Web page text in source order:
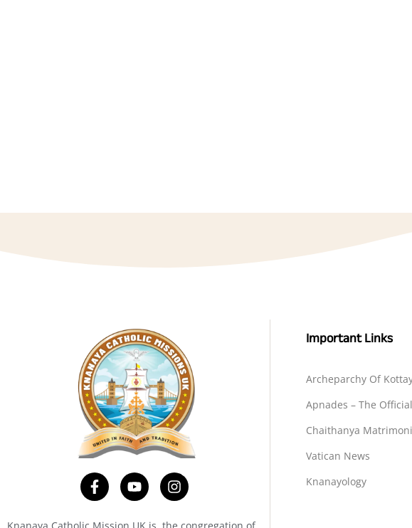
Important Links
Archeparchy Of
Apnades – The
Chaithanya
Vatican News
Knanayology